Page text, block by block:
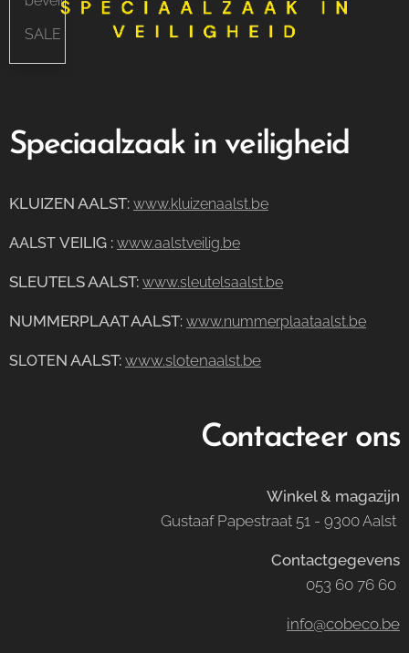
SALE
Speciaalzaak in veiligheid
KLUIZEN AALST: www.kluizenaalst.be
AALST VEILIG : www.aalstveilig.be
SLEUTELS AALST: www.sleutelsaalst.be
NUMMERPLAAT AALST: www.nummerplaataalst.be
SLOTEN AALST: www.slotenaalst.be
Contacteer ons
Winkel & magazijn
Gustaaf Papestraat 51 - 9300 Aalst
Contactgegevens
053 60 76 60
info@cobeco.be